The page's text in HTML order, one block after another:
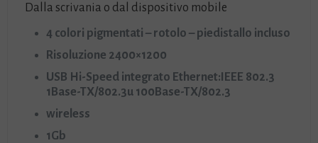
Dalla scrivania o dal dispositivo mobile
4 colori pigmentati – rotolo – piedistallo incluso
Risoluzione 2400×1200
USB Hi-Speed integrato Ethernet:IEEE 802.3
1Base-TX/802.3u 100Base-TX/802.3
wireless
1Gb